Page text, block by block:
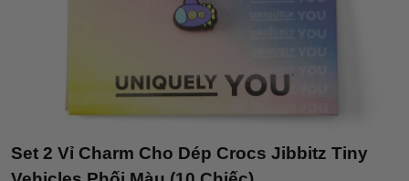
Set 2 Vỉ Charm Cho Dép Crocs Jibbitz Tiny